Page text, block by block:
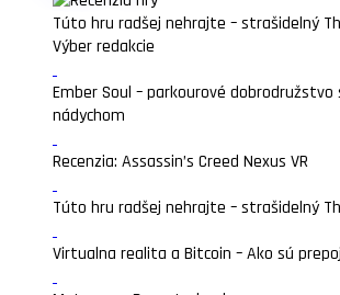
Túto hru radšej nehrajte – strašidelný
Výber redakcie
Ember Soul – parkourové dobrodružstvo
nádychom
Recenzia: Assassin’s Creed Nexus VR
Túto hru radšej nehrajte – strašidelný
Virtualna realita a Bitcoin – Ako sú